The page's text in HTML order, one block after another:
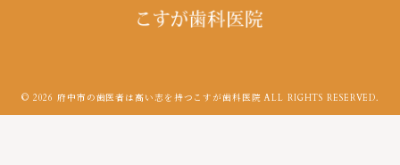
© 2026 府中市の歯医者は高い志を持つこすが歯科医院 ALL RIGHTS RESERVED.